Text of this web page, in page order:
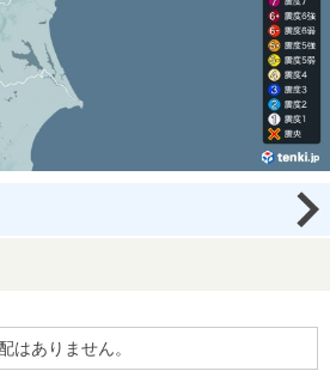
はありません。